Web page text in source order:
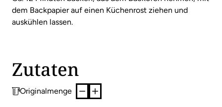
dem Backpapier auf einen Küchenrost ziehen und
auskühlen lassen.
Zutaten
Originalmenge